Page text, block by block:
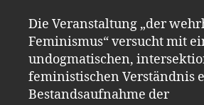
Die Veranstaltung „der
Feminismus“ versucht mit
undogmatischen,
feministischen Verständnis
Bestandsaufnahme der